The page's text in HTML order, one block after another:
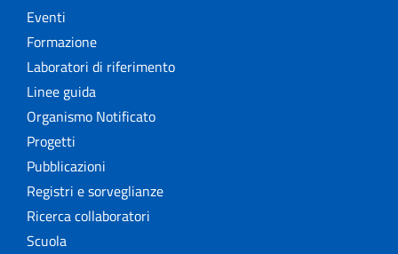
Eventi
Formazione
Laboratori di riferimento
Linee guida
Organismo Notificato
Progetti
Pubblicazioni
Registri e sorveglianze
Ricerca collaboratori
Scuola